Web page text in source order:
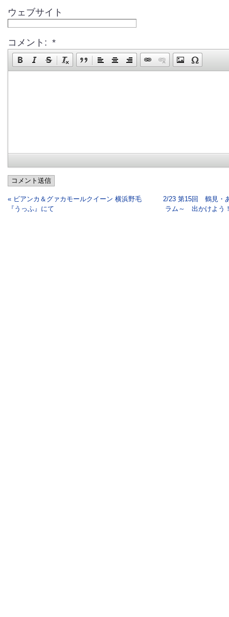
ウェブサイト
コメント: *
コメント送信
« ビアンカ＆グァカモールクイーン 横浜野毛
『うっふ』にて
2/23 第15回 鶴見・
ラム～ 出かけよう